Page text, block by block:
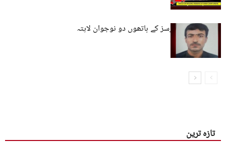
گوادر/آواران: فورسز کے ہاتھوں دو نوجوان لاپتہ
تازہ ترین